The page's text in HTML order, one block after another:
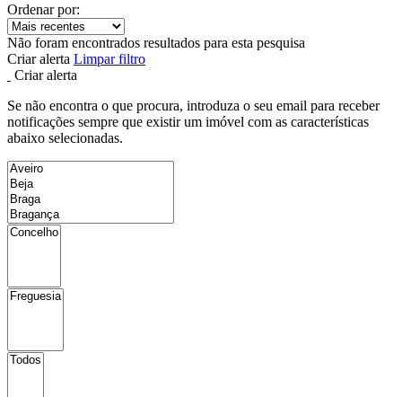
Ordenar por:
Não foram encontrados resultados para esta pesquisa
Criar alerta Limpar filtro
Criar alerta
Se não encontra o que procura, introduza o seu email para receber
notificações sempre que existir um imóvel com as características
abaixo selecionadas.